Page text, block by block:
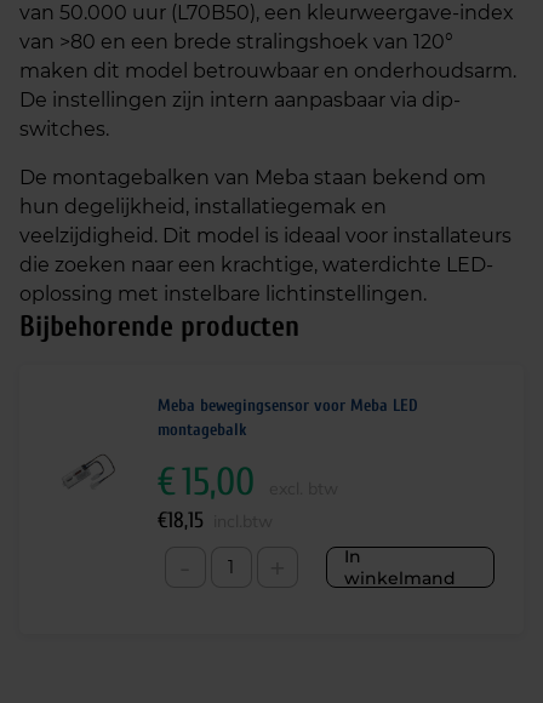
van 50.000 uur (L70B50), een kleurweergave-index
van >80 en een brede stralingshoek van 120°
maken dit model betrouwbaar en onderhoudsarm.
De instellingen zijn intern aanpasbaar via dip-
switches.
De montagebalken van Meba staan bekend om
hun degelijkheid, installatiegemak en
veelzijdigheid. Dit model is ideaal voor installateurs
die zoeken naar een krachtige, waterdichte LED-
oplossing met instelbare lichtinstellingen.
Bijbehorende producten
Meba bewegingsensor voor Meba LED
montagebalk
In
winkelmand
€15,00
€18,15